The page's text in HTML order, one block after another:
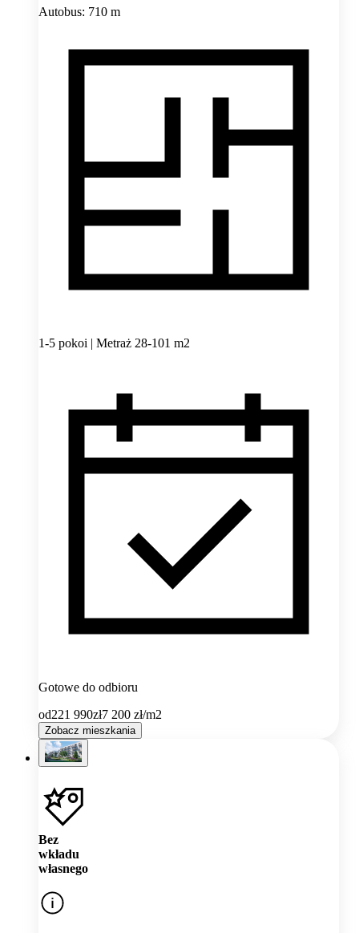
Autobus: 710 m
1-5 pokoi | Metraż 28-101 m2
Gotowe do odbioru
od221 990zł7 200 zł/m2
Zobacz mieszkania
Bez
wkładu
własnego